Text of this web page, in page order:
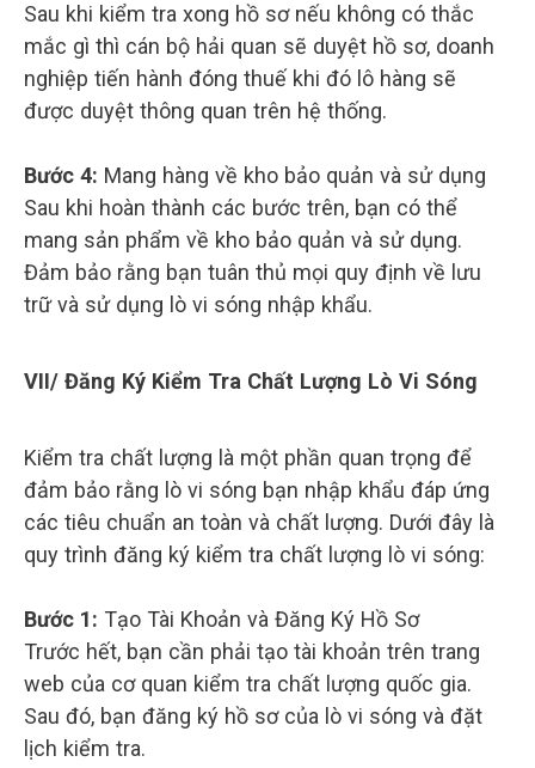
Sau khi kiểm tra xong hồ sơ nếu không có thắc
mắc gì thì cán bộ hải quan sẽ duyệt hồ sơ, doanh
nghiệp tiến hành đóng thuế khi đó lô hàng sẽ
được duyệt thông quan trên hệ thống.
Bước 4: Mang hàng về kho bảo quản và sử dụng
Sau khi hoàn thành các bước trên, bạn có thể
mang sản phẩm về kho bảo quản và sử dụng.
Đảm bảo rằng bạn tuân thủ mọi quy định về lưu
trữ và sử dụng lò vi sóng nhập khẩu.
VII/ Đăng Ký Kiểm Tra Chất Lượng Lò Vi Sóng
Kiểm tra chất lượng là một phần quan trọng để
đảm bảo rằng lò vi sóng bạn nhập khẩu đáp ứng
các tiêu chuẩn an toàn và chất lượng. Dưới đây là
quy trình đăng ký kiểm tra chất lượng lò vi sóng:
Bước 1: Tạo Tài Khoản và Đăng Ký Hồ Sơ
Trước hết, bạn cần phải tạo tài khoản trên trang
web của cơ quan kiểm tra chất lượng quốc gia.
Sau đó, bạn đăng ký hồ sơ của lò vi sóng và đặt
lịch kiểm tra.